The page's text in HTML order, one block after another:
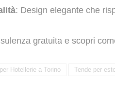
: Design elegante che
gratuita e scopri
Hotellerie a Torino Tende per